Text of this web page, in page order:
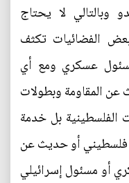
وبالتالي لا يحتاج
بعض الفضائيات تكثف
عسكري ومع أي
المقاومة وبطولات
الفلسطينية بل خدمة
فلسطيني أو حديث عن
أو مسئول إسرائيلي